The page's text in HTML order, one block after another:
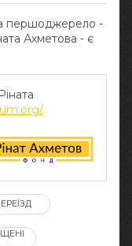
першоджерело -
Ахметова - є